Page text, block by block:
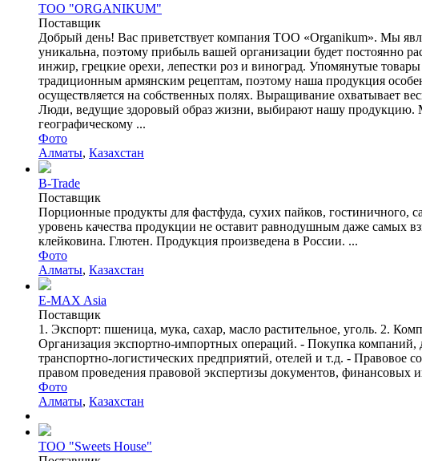
ТОО "ORGANIKUM"
Поставщик
Добрый день! Вас приветствует компания ТОО «Organikum». Мы
уникальна, поэтому прибыль вашей организации будет постоянно
инжир, грецкие орехи, лепестки роз и виноград. Упомянутые
традиционным армянским рецептам, поэтому наша продукция
осуществляется на собственных полях. Выращивание охватывает
Люди, ведущие здоровый образ жизни, выбирают нашу продукцию.
географическому ...
Фото
Алматы, Казахстан
B-Trade
Поставщик
Порционные продукты для фастфуда, сухих пайков, гостиничного,
уровень качества продукции не оставит равнодушным даже
клейковина. Глютен. Продукция произведена в России. ...
Фото
Алматы, Казахстан
E-MAX Asia
Поставщик
1. Экспорт: пшеница, мука, сахар, масло растительное, уголь. 2.
Организация экспортно-импортных операций. - Покупка
транспортно-логистических предприятий, отелей и т.д. - Правовое
правом проведения правовой экспертизы документов, финансовых
Фото
Алматы, Казахстан
ТОО "Sweets House"